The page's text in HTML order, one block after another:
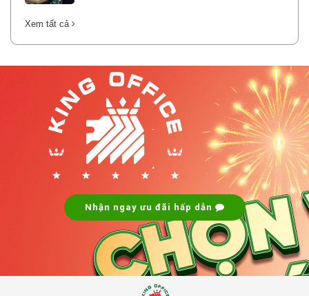
Xem tất cả
.
.
Nhận ngay ưu đãi hấp dẫn